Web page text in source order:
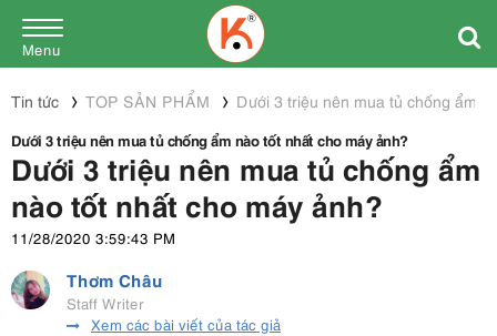
Menu
Tin tức TOP SẢN PHẨM
Dưới 3 triệu nên mua tủ chống ẩm
Dưới 3 triệu nên mua tủ chống ẩm nào tốt nhất cho máy ảnh?
Dưới 3 triệu nên mua tủ chống ẩm
nào tốt nhất cho máy ảnh?
11/28/2020 3:59:43 PM
Thơm Châu
Staff Writer
Xem các bài viết của tác giả